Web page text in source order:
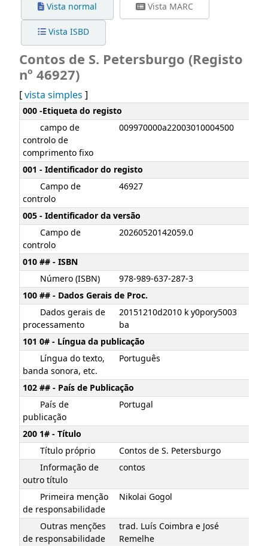
Vista normal Vista MARC
Vista ISBD
Contos de S. Petersburgo (Registo
nº 46927)
[vista simples ]
Detalhes MARC
000 -Etiqueta do registo
campo de
controlo de
comprimento fixo
009970000a22003010004500
001 - Identificador do registo
Campo de
controlo
46927
005 - Identificador da versão
Campo de
controlo
20260520142059.0
010 ## - ISBN
Número (ISBN)
978-989-637-287-3
100 ## - Dados Gerais de Proc.
Dados gerais de
processamento
20151210d2010 k y0pory5003
ba
101 0# - Língua da publicação
Língua do texto,
banda sonora, etc.
Português
102 ## - País de Publicação
País de
publicação
Portugal
200 1# - Título
Título próprio
Contos de S. Petersburgo
Informação de
outro título
contos
Primeira menção
de responsabilidade
Nikolai Gogol
Outras menções
de responsabilidade
trad. Luís Coimbra e José
Remelhe